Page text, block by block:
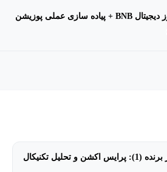
بک تست استراتژی روی ارز دیجیتال BNB + پیاده سازی عملی پوزیشن
و تحلیل تکنیکال